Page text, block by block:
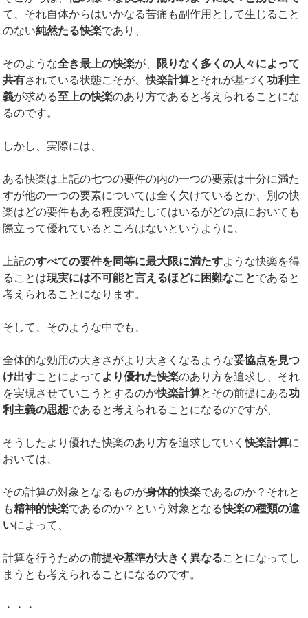
て、それ自体からはいかなる苦痛も副作用として生じること
のない純然たる快楽であり、
そのような全き最上の快楽が、 限りなく多くの人々によって
共有されている状態こそが、快楽計算とそれが基づく功利主
義が求める至上の快楽のあり方であると考えられることにな
るのです。
しかし、実際には、
ある快楽は上記の七つの要件の内の一つの要素は十分に満た
すが他の一つの要素については全く欠けているとか、別の快
楽はどの要件もある程度満たしてはいるがどの点においても
際立って優れているところはないというように、
上記のすべての要件を同等に最大限に満たすような快楽を得
ることは現実には不可能と言えるほどに困難なことであると
考えられることになります。
そして、そのような中でも、
全体的な効用の大きさがより大きくなるような妥協点を見つ
け出すことによって より優れた快楽のあり方を追求し、それ
を実現させていこうとするのが快楽計算とその前提にある功
利主義の思想であると考えられることになるのですが、
そうしたより優れた快楽のあり方を追求していく快楽計算に
おいては、
その計算の対象となるものが身体的快楽であるのか？それと
も精神的快楽であるのか？という対象となる快楽の種類の違
いによって、
計算を行うための前提や基準が大きく異なることになってし
まうとも考えられることになるのです。
・・・